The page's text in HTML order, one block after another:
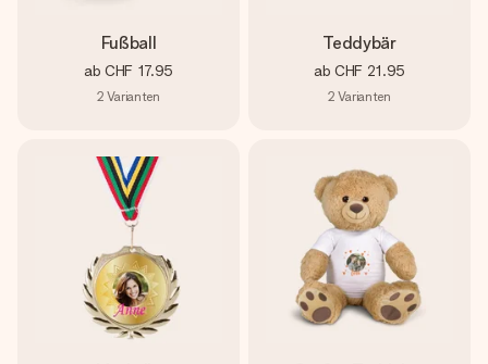
Fußball
ab CHF 17.95
2 Varianten
Teddybär
ab CHF 21.95
2 Varianten